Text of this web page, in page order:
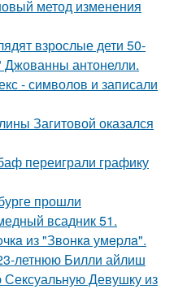
метод изменения
взрослые дети 50-
Джованны антонелли.
- символов и записали
Загитовой оказался
переиграли графику
прошли
всадник 51.
из "Звoнкa умepлa".
летнюю Билли айлиш
Девушку из